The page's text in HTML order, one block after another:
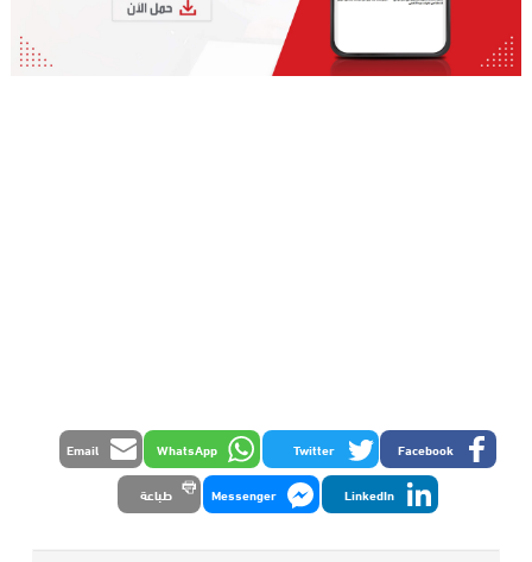
Facebook
Twitter
WhatsApp
Email
LinkedIn
Messenger طباعة